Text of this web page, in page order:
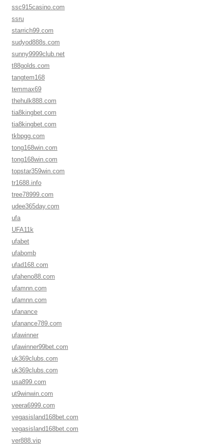
ssc915casino.com
ssru
starrich99.com
sudyod888s.com
sunny9999club.net
t88golds.com
tangtem168
temmax69
thehulk888.com
tia8kingbet.com
tia8kingbet.com
tkbpgg.com
tong168win.com
tong168win.com
topstar359win.com
tr1688.info
tree78999.com
udee365day.com
ufa
UFA11k
ufabet
ufabomb
ufad168.com
ufaheno88.com
ufamnn.com
ufamnn.com
ufanance
ufanance789.com
ufawinner
ufawinner99bet.com
uk369clubs.com
uk369clubs.com
usa899.com
ut9winwin.com
veera6999.com
vegasisland168bet.com
vegasisland168bet.com
ver888.vip